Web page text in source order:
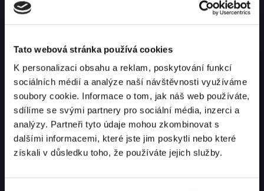
Tato webová stránka používá cookies
K personalizaci obsahu a reklam, poskytování funkcí
sociálních médií a analýze naší návštěvnosti využíváme
soubory cookie. Informace o tom, jak náš web používáte,
sdílíme se svými partnery pro sociální média, inzerci a
analýzy. Partneři tyto údaje mohou zkombinovat s
dalšími informacemi, které jste jim poskytli nebo které
získali v důsledku toho, že používáte jejich služby.